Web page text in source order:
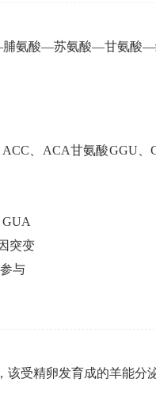
脯氨酸—苏氨酸—甘氨酸
、ACA甘氨酸GGU
突变
与
受精卵发育成的羊能分